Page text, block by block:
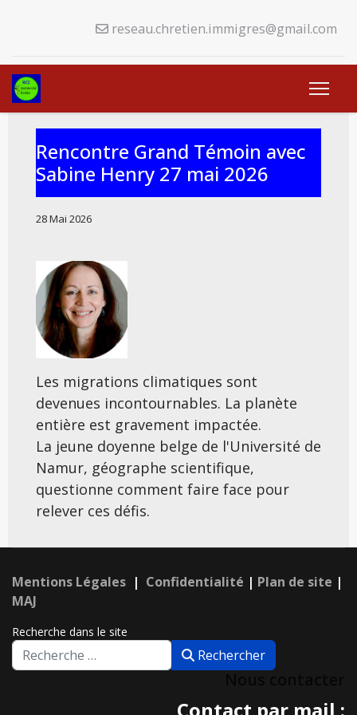
reseau.chretien.immigres@gmail.com
Rencontre Grand Témoin avec
Sabine Henry 27 mai 2026
28 Mai 2026
Les migrations climatiques sont
devenues incontournables. La planète
entière est gravement impactée.
La jeune doyenne belge de l'Université de
Namur, géographe scientifique,
questionne comment faire face pour
relever ces défis.
Mentions Légales | Confidentialité | Plan de site |
MAJ
Recherche dans le site
Rechercher